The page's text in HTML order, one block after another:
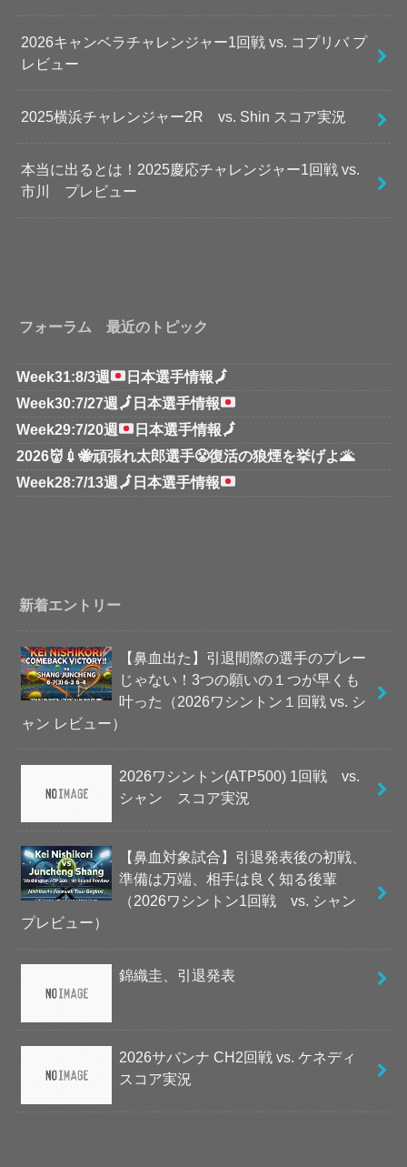
2026キャンベラチャレンジャー1回戦 vs. コプリバ プ
レビュー
2025横浜チャレンジャー2R vs. Shin スコア実況
本当に出るとは！2025慶応チャレンジャー1回戦 vs.
市川 プレビュー
フォーラム 最近のトピック
Week31:8/3週 日本選手情報🗾
Week30:7/27週 🗾 日本選手情報
Week29:7/20週
日本選手情報🗾
2026👹💉🐝頑張れ太郎選手😤復活の狼煙を挙げよ🌋
Week28:7/13週 🗾 日本選手情報
新着エントリー
【鼻血出た】引退間際の選手のプレー
じゃない！3つの願いの１つが早くも
叶った（2026ワシントン１回戦 vs. シ
ャン レビュー）
2026ワシントン(ATP500) 1回戦 vs.
シャン スコア実況
【鼻血対象試合】引退発表後の初戦、
準備は万端、相手は良く知る後輩
（2026ワシントン1回戦 vs. シャン
プレビュー）
錦織圭、引退発表
2026サバンナ CH2回戦 vs. ケネディ
スコア実況